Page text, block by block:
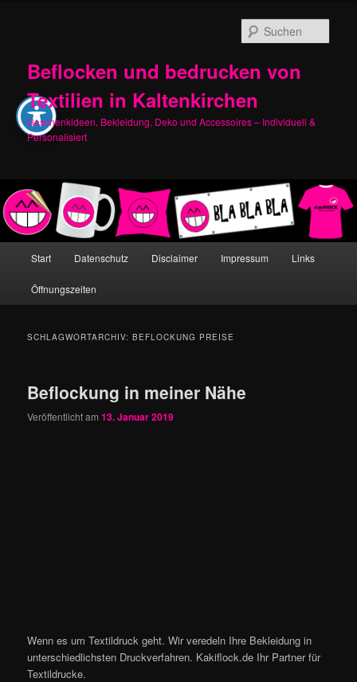
Beflocken und bedrucken von
Textilien in Kaltenkirchen
Geschenkideen, Bekleidung, Deko und Accessoires – Individuell &
Personalisiert
Start Datenschutz Disclaimer Impressum Links
Öffnungszeiten
SCHLAGWORTARCHIV:BEFLOCKUNG PREISE
Beflockung in meiner Nähe
Veröffentlicht am13. Januar 2019
Wenn es um Textildruck geht. Wir veredeln Ihre Bekleidung in
unterschiedlichsten Druckverfahren. Kakiflock.de Ihr Partner für
Textildrucke.